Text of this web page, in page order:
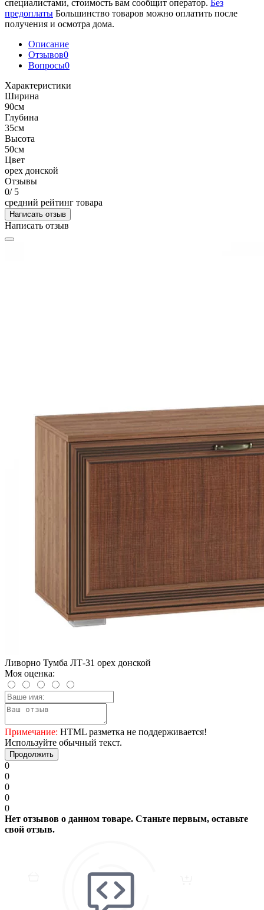
специалистами, стоимость вам сообщит оператор. Без
предоплаты Большинство товаров можно оплатить после
получения и осмотра дома.
Описание
Отзывов0
Вопросы0
Характеристики
Ширина
90см
Глубина
35см
Высота
50см
Цвет
орех донской
Отзывы
0/ 5
средний рейтинг товара
Написать отзыв
Написать отзыв
Ливорно Тумба ЛТ-31 орех донской
Моя оценка:
Примечание: HTML разметка не поддерживается!
Используйте обычный текст.
Продолжить
0
0
0
0
0
Нет отзывов о данном товаре. Станьте первым, оставьте
свой отзыв.